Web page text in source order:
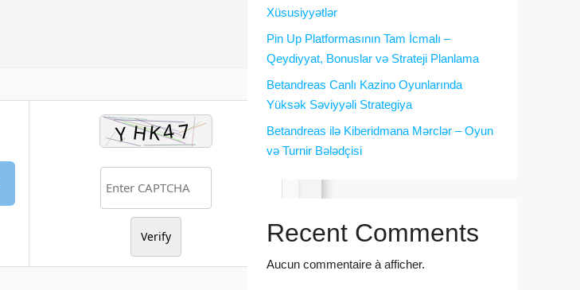
Verify
Xüsusiyyətlər
Pin Up Platformasının Tam İcmalı –
Qeydiyyat, Bonuslar və Strateji Planlama
Betandreas Canlı Kazino Oyunlarında
Yüksək Səviyyəli Strategiya
Betandreas ilə Kiberidmana Mərclər – Oyun
və Turnir Bələdçisi
Recent Comments
Aucun commentaire à afficher.